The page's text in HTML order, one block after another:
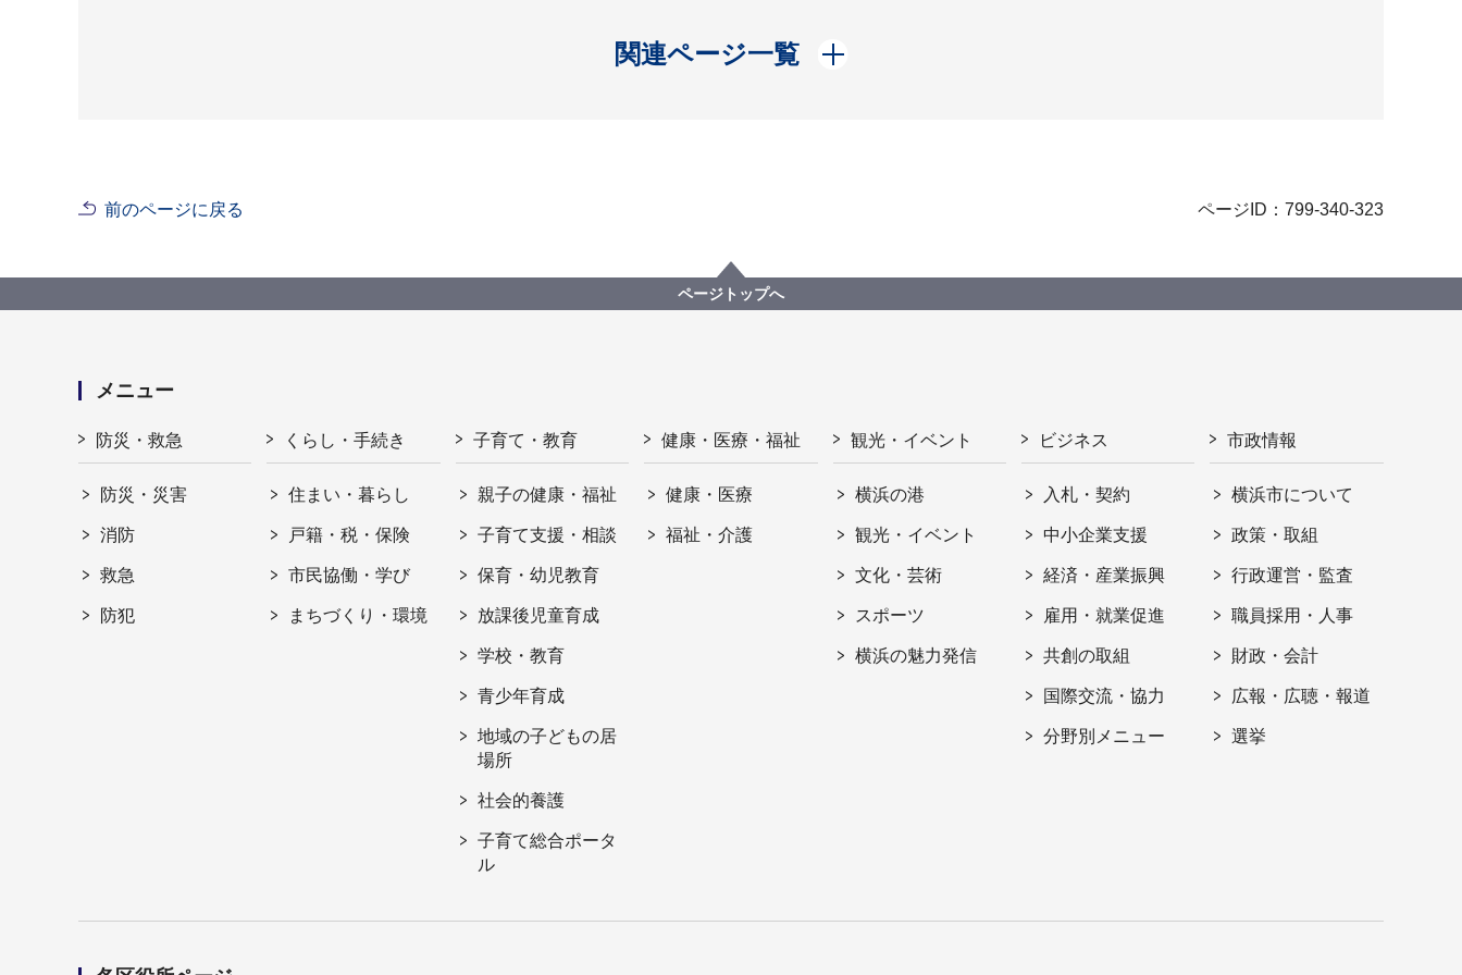
関連ページ一覧
開く
前のページに戻る ページID：799-340-323
ページトップへ
メニュー
防災・救急
防災・災害
消防
救急
防犯
くらし・手続き
住まい・暮らし
戸籍・税・保険
市民協働・学び
まちづくり・環境
子育て・教育
親子の健康・福祉
子育て支援・相談
保育・幼児教育
放課後児童育成
学校・教育
青少年育成
地域の子どもの居
場所
社会的養護
子育て総合ポータ
ル
健康・医療・福祉
健康・医療
福祉・介護
観光・イベント
横浜の港
観光・イベント
文化・芸術
スポーツ
横浜の魅力発信
ビジネス
入札・契約
中小企業支援
経済・産業振興
雇用・就業促進
共創の取組
国際交流・協力
分野別メニュー
市政情報
横浜市について
政策・取組
行政運営・監査
職員採用・人事
財政・会計
広報・広聴・報道
選挙